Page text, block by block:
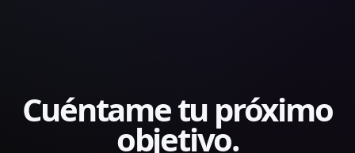
Cuéntame tu próximo
objetivo.